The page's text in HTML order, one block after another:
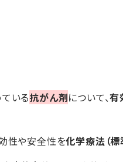
いる抗がん剤について、有
性や安全性を化学療法（